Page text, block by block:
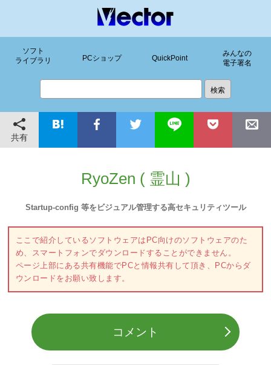
ソフト
ライブラリ
PCショップ QuickPoint
みんなの
電子署名
共有
RyoZen ( 霊山 )
Startup-config 等をビジュアル管理する高セキュリティツール
ここで紹介しているソフトウェアはPC向けのソフトウェアのた
め、スマートフォンでダウンロードすることができません。
ページ上部にある共有機能でPCと情報共有して頂き、PCからダ
ウンロードをお願い致します。
コメント